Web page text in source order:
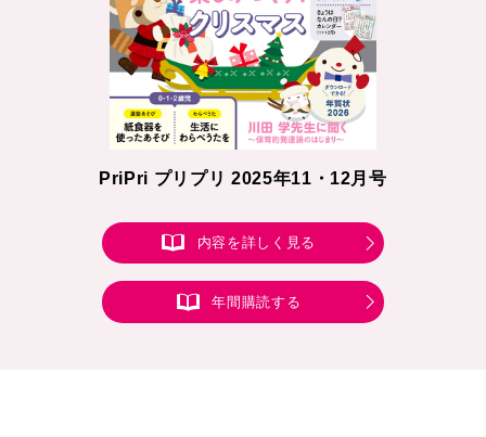
PriPri プリプリ 2025年11・12月号
内容を詳しく見る
年間購読する